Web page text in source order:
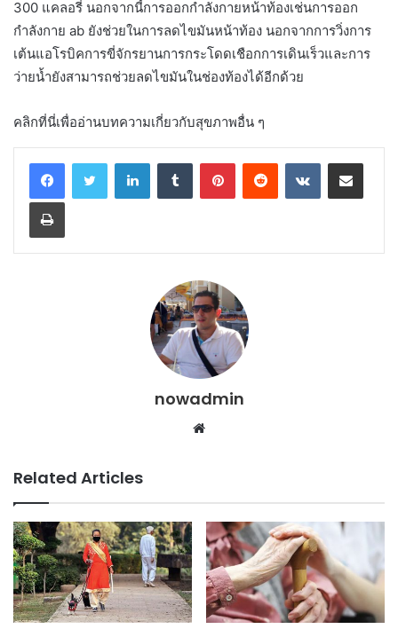
300 แคลอรี่ นอกจากนี้การออกกำลังกายหน้าท้องเช่นการออก
กำลังกาย ab ยังช่วยในการลดไขมันหน้าท้อง นอกจากการวิ่งการ
เต้นแอโรบิคการขี่จักรยานการกระโดดเชือกการเดินเร็วและการ
ว่ายน้ำยังสามารถช่วยลดไขมันในช่องท้องได้อีกด้วย
คลิกที่นี่เพื่ออ่านบทความเกี่ยวกับสุขภาพอื่น ๆ
LinkedInTumblr PinterestReddit VKontakteShare via Email
Print
nowadmin
Website
Related Articles